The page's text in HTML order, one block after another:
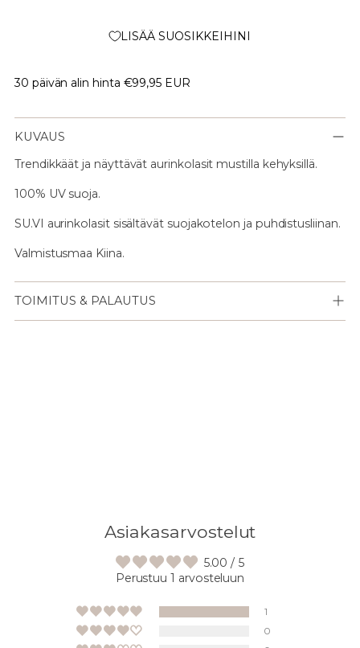
LISÄÄ SUOSIKKEIHINI
30 päivän alin hinta €99,95 EUR
KUVAUS
Trendikkäät ja näyttävät aurinkolasit mustilla kehyksillä.
100% UV suoja.
SU.VI aurinkolasit sisältävät suojakotelon ja puhdistusliinan.
Valmistusmaa Kiina.
TOIMITUS & PALAUTUS
Asiakasarvostelut
5.00 / 5
Perustuu 1 arvosteluun
1
0